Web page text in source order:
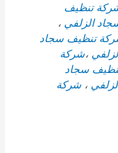
تنظيف
الزلفي ،
تنظيف سجاد
،شركة
سجاد
،شركة